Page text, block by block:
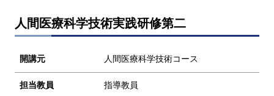
人間医療科学技術実践研修第二
開講元 人間医療科学技術コース
担当教員 指導教員